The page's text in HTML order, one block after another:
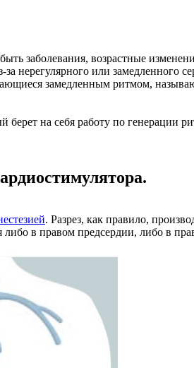
заболевания, возрастные
нерегулярного или замедленного
замедленным ритмом,
на себя работу по генерации
. Разрез, как правило,
в правом предсердии, либо в